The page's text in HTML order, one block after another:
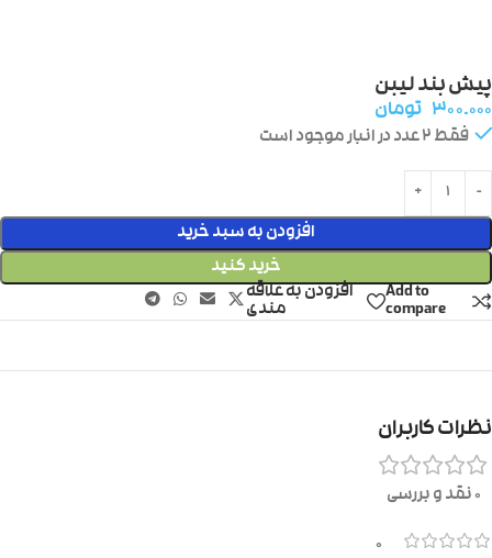
پیش بند لیبن
۳۰۰.۰۰۰ تومان
فقط 2 عدد در انبار موجود است
افزودن به سبد خرید
خرید کنید
Add to
compare
افزودن به علاقه
مندی
نظرات کاربران
0 نقد و بررسی
0